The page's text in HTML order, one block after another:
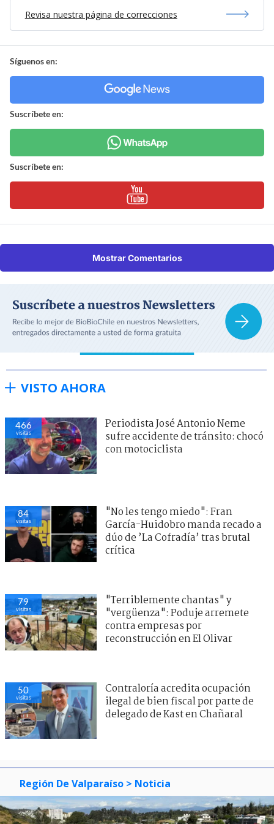
Revisa nuestra página de correcciones
Síguenos en:
Suscríbete en:
Suscríbete en:
Mostrar Comentarios
VISTO AHORA
466
visitas
Periodista José Antonio Neme
sufre accidente de tránsito: chocó
con motociclista
84
visitas
"No les tengo miedo": Fran
García-Huidobro manda recado a
dúo de ’La Cofradía’ tras brutal
crítica
79
visitas
"Terriblemente chantas" y
"vergüenza": Poduje arremete
contra empresas por
reconstrucción en El Olivar
50
visitas
Contraloría acredita ocupación
ilegal de bien fiscal por parte de
delegado de Kast en Chañaral
Región De Valparaíso > Noticia